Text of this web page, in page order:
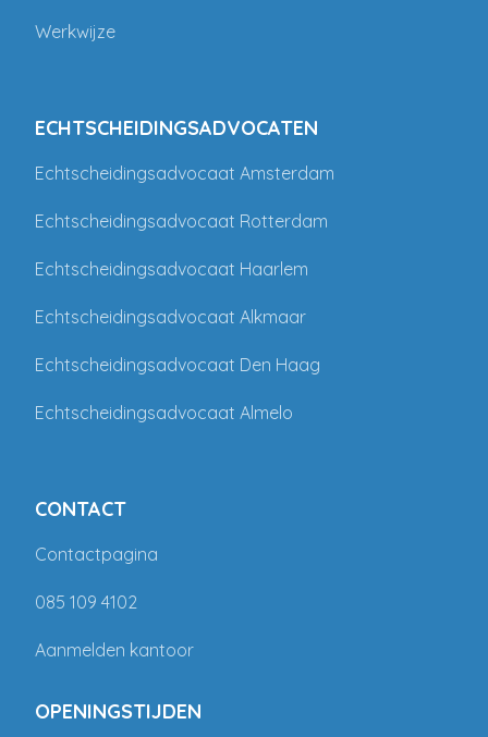
Werkwijze
ECHTSCHEIDINGSADVOCATEN
Echtscheidingsadvocaat Amsterdam
Echtscheidingsadvocaat Rotterdam
Echtscheidingsadvocaat Haarlem
Echtscheidingsadvocaat Alkmaar
Echtscheidingsadvocaat Den Haag
Echtscheidingsadvocaat Almelo
CONTACT
Contactpagina
085 109 4102
Aanmelden kantoor
OPENINGSTIJDEN